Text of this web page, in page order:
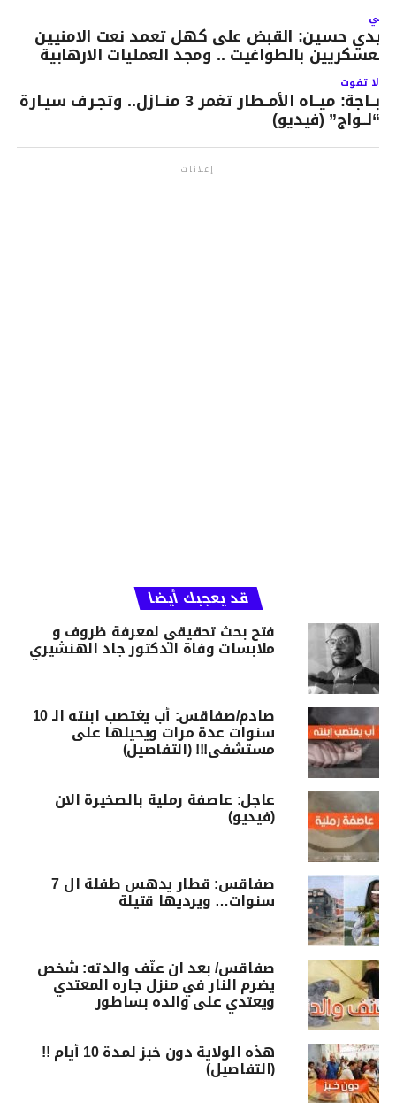
حسين: القبض على كهل تعمد نعت الامنيين
بالطواغيت .. ومجد العمليات الارهابية
لا تفوت
بــاجة: ميــاه الأمــطار تغمر 3 منــازل.. وتجـرف سيـارة
“لــواج” (فيديو)
إعلانات
قد يعجبك أيضا
فتح بحث تحقيقي لمعرفة ظروف و
ملابسات وفاة الدكتور جاد الهنشيري
صادم/صفاقس: أب يغتصب ابنته الـ 10
سنوات عدة مرات ويحيلها على
مستشفى!!! (التفاصيل)
عاجل: عاصفة رملية بالصخيرة الان
(فيديو)
صفاقس: قطار يدهس طفلة ال 7
سنوات… ويرديها قتيلة
صفاقس/ بعد ان عنّف والدته: شخص
يضرم النار في منزل جاره المعتدي
ويعتدي على والده بساطور
هذه الولاية دون خبز لمدة 10 أيام !!
(التفاصيل)